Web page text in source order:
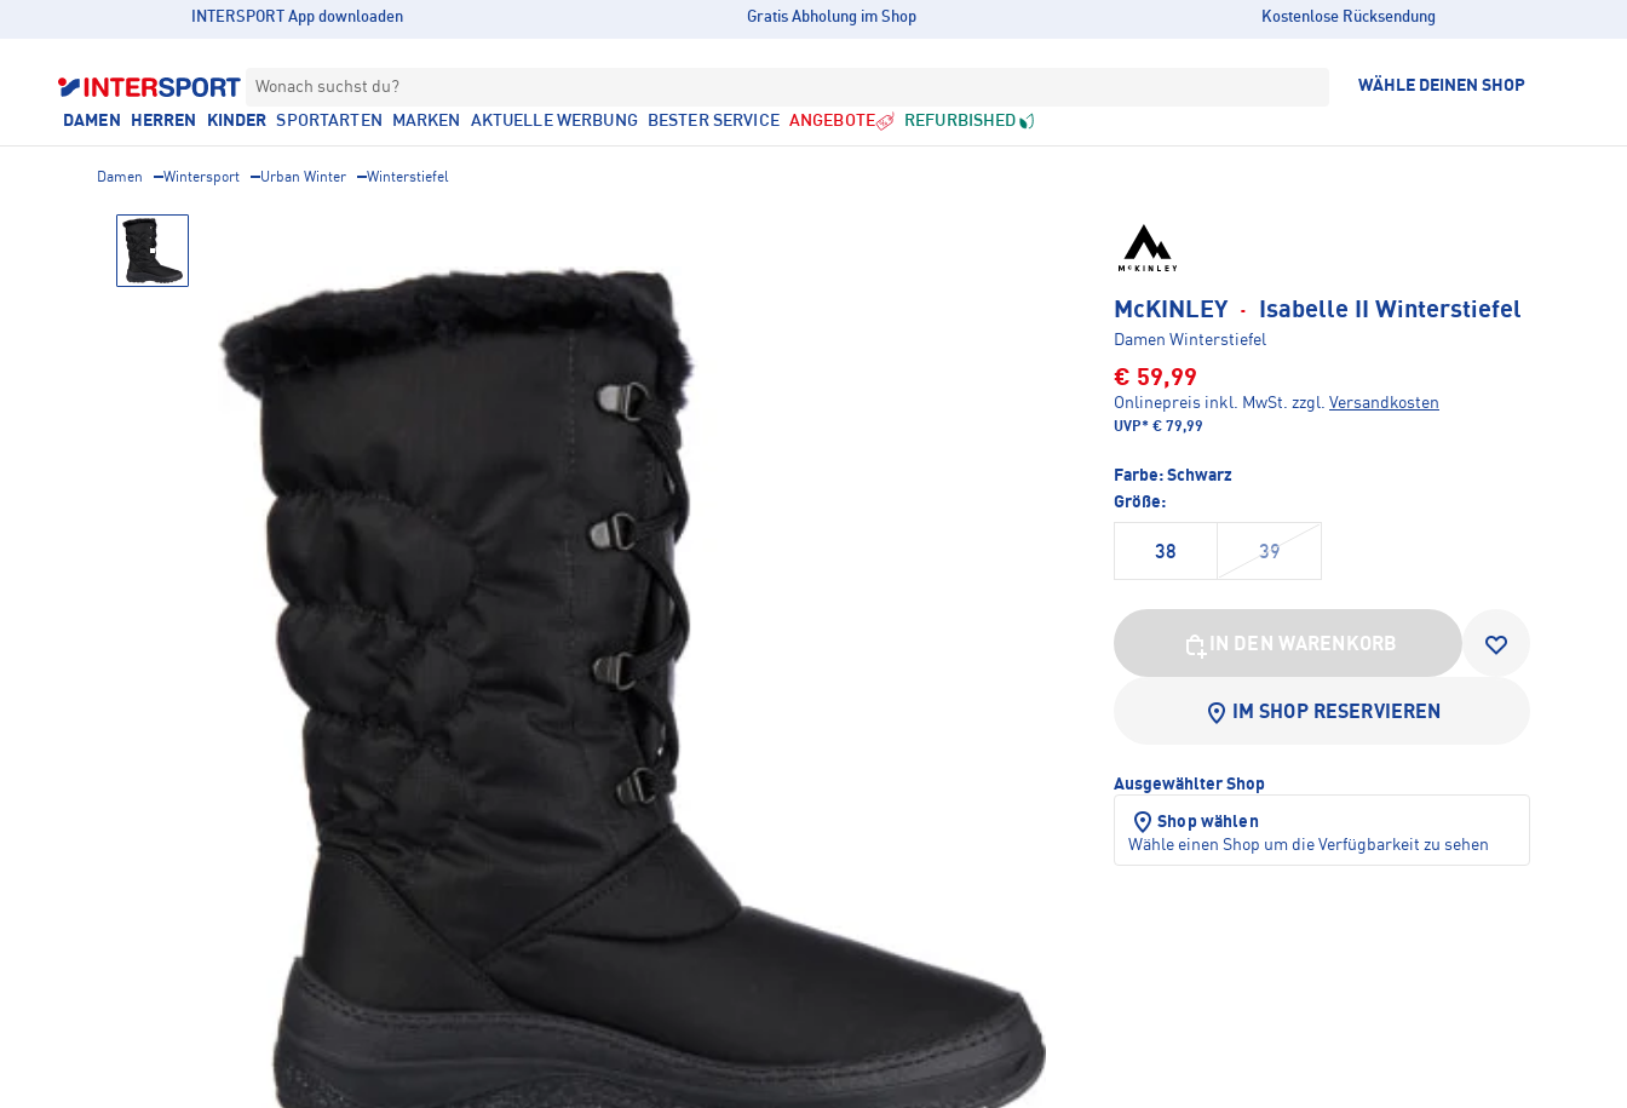
INTERSPORT App downloaden Gratis Abholung im Shop Kostenlose Rücksendung
Wonach suchst du? WÄHLE DEINEN SHOP
DAMEN HERREN KINDER SPORTARTEN MARKEN AKTUELLE WERBUNG BESTER SERVICE ANGEBOTE REFURBISHED
Damen Wintersport Urban Winter Winterstiefel
McKINLEY · Isabelle II Winterstiefel
Damen Winterstiefel
€ 59,99
Onlinepreis inkl. MwSt. zzgl. Versandkosten
UVP* € 79,99
Farbe: Schwarz
Größe:
38 39
IN DEN WARENKORB
IM SHOP RESERVIEREN
Ausgewählter Shop
Shop wählen
Wähle einen Shop um die Verfügbarkeit zu sehen